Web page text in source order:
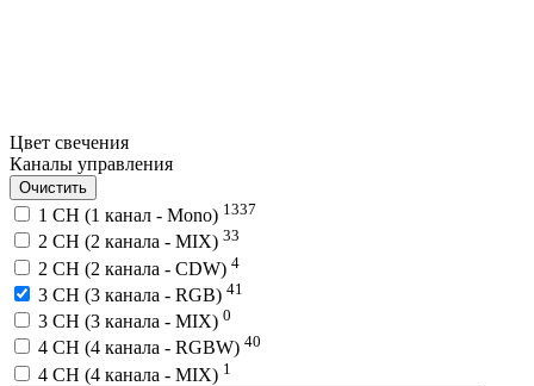
Цвет свечения
Каналы управления
Очистить
1 CH (1 канал - Mono) 1337
2 CH (2 канала - MIX) 33
2 CH (2 канала - CDW) 4
3 CH (3 канала - RGB) 41
3 CH (3 канала - MIX) 0
4 CH (4 канала - RGBW) 40
4 CH (4 канала - MIX) 1